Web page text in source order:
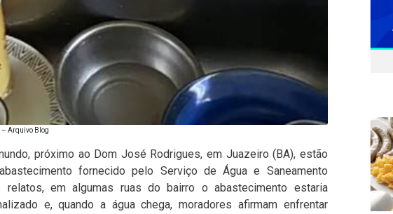
Arquivo Blog
próximo ao Dom José Rodrigues, em Juazeiro (BA), estão
fornecido pelo Serviço de Água e Saneamento
relatos, em algumas ruas do bairro o abastecimento estaria
e, quando a água chega, moradores afirmam enfrentar